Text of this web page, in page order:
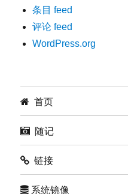
条目 feed
评论 feed
WordPress.org
首页
随记
链接
系统镜像